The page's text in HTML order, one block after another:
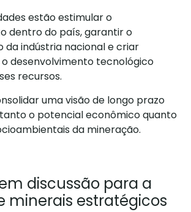
estão estimular o
dentro do país, garantir o
indústria nacional e criar
desenvolvimento tecnológico
recursos.
uma visão de longo prazo
o potencial econômico quanto
da mineração.
discussão para a
minerais estratégicos